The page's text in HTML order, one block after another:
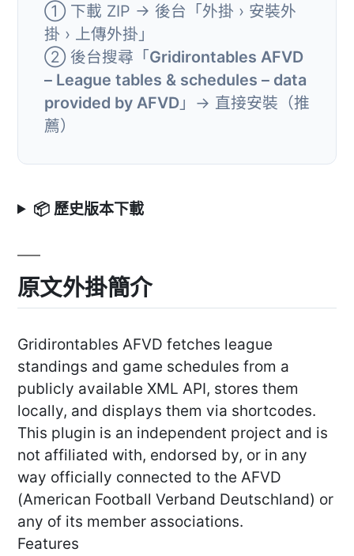
① 下載 ZIP → 後台「外掛 › 安裝外
掛 › 上傳外掛」
② 後台搜尋「Gridirontables AFVD
– League tables & schedules – data
provided by AFVD 」→ 直接安裝（推
薦）
📦 歷史版本下載
原文外掛簡介
Gridirontables AFVD fetches league
standings and game schedules from a
publicly available XML API, stores them
locally, and displays them via shortcodes.
This plugin is an independent project and is
not affiliated with, endorsed by, or in any
way officially connected to the AFVD
(American Football Verband Deutschland) or
any of its member associations.
Features